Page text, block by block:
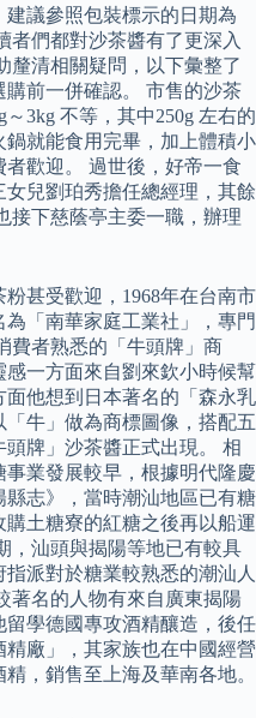
議參照包裝標示的日期為
者們都對沙茶醬有了更深入
釐清相關疑問，以下彙整了
前一併確認。 市售的沙茶
3kg 不等，其中250g 左右的
就能食用完畢，加上體積小
歡迎。 過世後，好帝一食
兒劉珀秀擔任總經理，其餘
接下慈蔭亭主委一職，辦理
甚受歡迎，1968年在台南市
「南華家庭工業社」，專門
費者熟悉的「牛頭牌」商
一方面來自劉來欽小時候幫
他想到日本著名的「森永乳
牛」做為商標圖像，搭配五
牌」沙茶醬正式出現。 相
業發展較早，根據明代隆慶
縣志》，當時潮汕地區已有糖
土糖寮的紅糖之後再以船運
，汕頭與揭陽等地已有較具
派對於糖業較熟悉的潮汕人
著名的人物有來自廣東揭陽
留學德國專攻酒精釀造，後任
廠」，其家族也在中國經營
，銷售至上海及華南各地。